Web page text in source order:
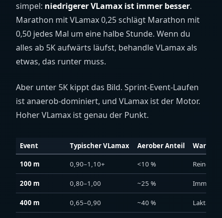
simpel: niedrigerer VLamax ist immer besser.
Marathon mit VLamax 0,25 schlägt Marathon mit
0,50 jedes Mal um eine halbe Stunde. Wenn du
alles ab 5K aufwärts läufst, behandle VLamax als
etwas, das runter muss.
Aber unter 5K kippt das Bild. Sprint-Event-Laufen
ist anaerob-dominiert, und VLamax ist der Motor.
Hoher VLamax ist genau der Punkt.
Event Typischer VLamax Aerober Anteil Warum
100 m 0,90–1,10+ <10 % Reine
200 m 0,80–1,00 ~25 % Immer
400 m 0,65–0,90 ~40 %